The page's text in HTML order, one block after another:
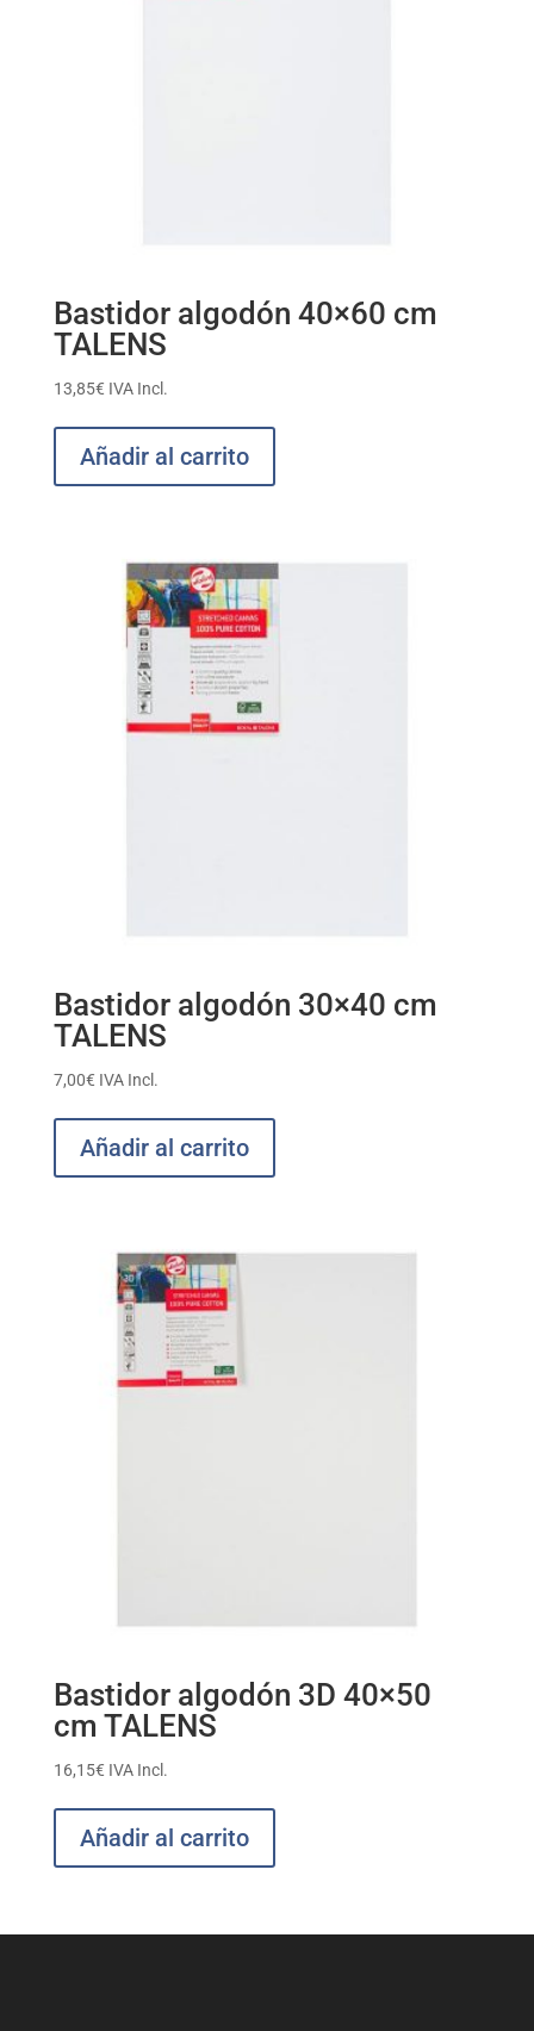
Bastidor algodón 40×60 cm
TALENS
13,85€ IVA Incl.
Añadir al carrito
Bastidor algodón 30×40 cm
TALENS
7,00€ IVA Incl.
Añadir al carrito
Bastidor algodón 3D 40×50
cm TALENS
16,15€ IVA Incl.
Añadir al carrito